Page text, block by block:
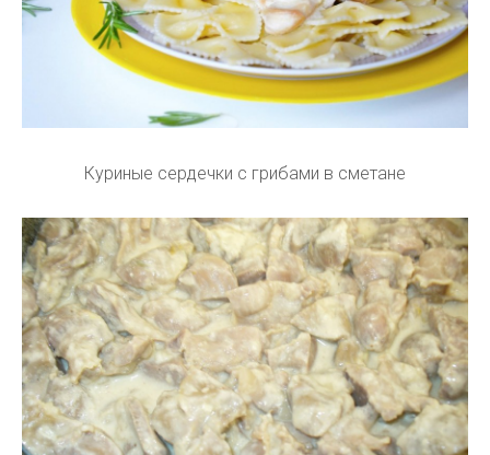
Куриные сердечки с грибами в сметане